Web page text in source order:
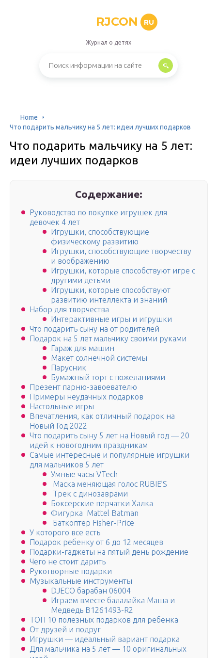
RJCON RU
Журнал о детях
Home
Что подарить мальчику на 5 лет: идеи лучших подарков
Что подарить мальчику на 5 лет:
идеи лучших подарков
Содержание:
Руководство по покупке игрушек для
девочек 4 лет
Игрушки, способствующие
физическому развитию
Игрушки, способствующие творчеству
и воображению
Игрушки, которые способствуют игре с
другими детьми
Игрушки, которые способствуют
развитию интеллекта и знаний
Набор для творчества
Интерактивные игры и игрушки
Что подарить сыну на от родителей
Подарок на 5 лет мальчику своими руками
Гараж для машин
Макет солнечной системы
Парусник
Бумажный торт с пожеланиями
Презент парню-завоевателю
Примеры неудачных подарков
Настольные игры
Впечатления, как отличный подарок на
Новый Год 2022
Что подарить сыну 5 лет на Новый год — 20
идей к новогодним праздникам
Самые интересные и популярные игрушки
для мальчиков 5 лет
Умные часы VTech
Маска меняющая голос RUBIE’S
Трек с динозаврами
Боксерские перчатки Халка
Фигурка Mattel Batman
Баткоптер Fisher-Price
У которого все есть
Подарок ребенку от 6 до 12 месяцев
Подарки-гаджеты на пятый день рождение
Чего не стоит дарить
Рукотворные подарки
Музыкальные инструменты
DJECO барабан 06004
Играем вместе балалайка Маша и
Медведь B1261493-R2
ТОП 10 полезных подарков для ребенка
От друзей и подруг
Игрушки — идеальный вариант подарка
Для мальчика на 5 лет — 10 оригинальных